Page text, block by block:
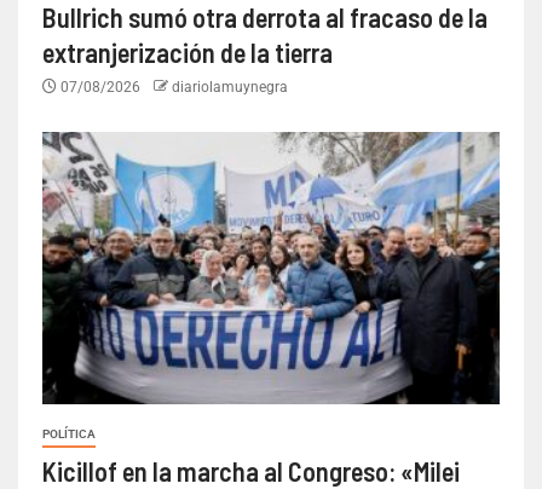
Bullrich sumó otra derrota al fracaso de la
extranjerización de la tierra
07/08/2026 diariolamuynegra
POLÍTICA
Kicillof en la marcha al Congreso: «Milei